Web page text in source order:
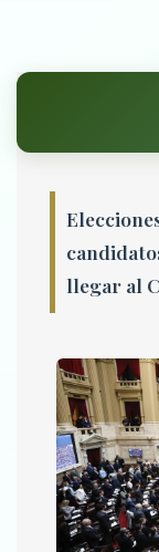
llegar al